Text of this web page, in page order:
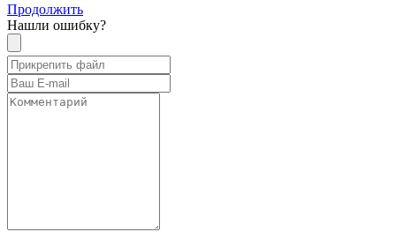
Продолжить
Нашли ошибку?